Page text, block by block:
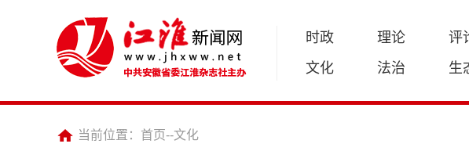
时政 理论 评
文化
法治 生
当前位置： 首页--文化